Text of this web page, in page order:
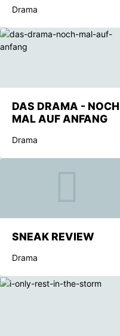
Drama
DAS DRAMA - NOCH
MAL AUF ANFANG
Drama
SNEAK REVIEW
Drama